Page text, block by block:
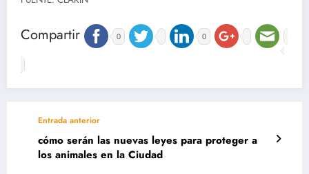
Compartir 0 0
Entrada anterior
cómo serán las nuevas leyes para proteger a
los animales en la Ciudad